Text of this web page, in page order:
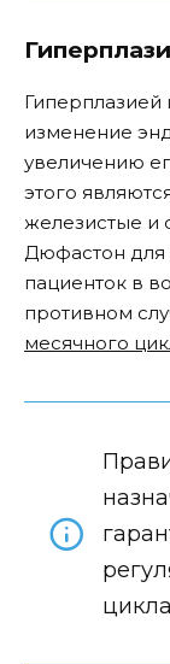
изменение
увеличению
этого
железистые и
Дюфастон для
пациенток в
противном
месячного